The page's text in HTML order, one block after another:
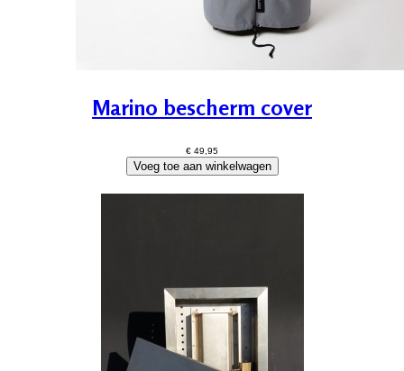
Marino bescherm cover
€ 49,95